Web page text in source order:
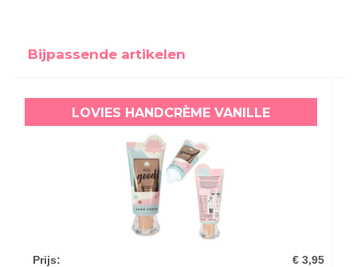
Bijpassende artikelen
LOVIES HANDCRÈME VANILLE
Prijs: € 3,95